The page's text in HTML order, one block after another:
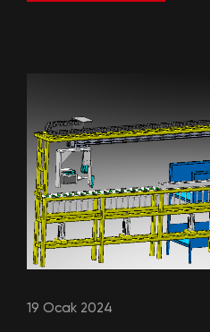
19 Ocak 2024